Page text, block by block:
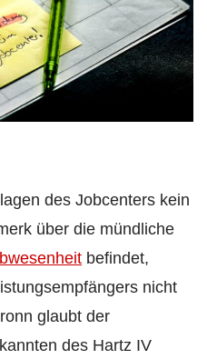
des Jobcenters kein
über die mündliche
befindet,
nicht
glaubt der
des Hartz IV